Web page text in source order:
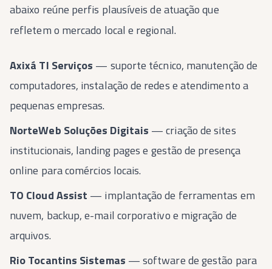
abaixo reúne perfis plausíveis de atuação que
refletem o mercado local e regional.
Axixá TI Serviços — suporte técnico, manutenção de
computadores, instalação de redes e atendimento a
pequenas empresas.
NorteWeb Soluções Digitais — criação de sites
institucionais, landing pages e gestão de presença
online para comércios locais.
TO Cloud Assist — implantação de ferramentas em
nuvem, backup, e-mail corporativo e migração de
arquivos.
Rio Tocantins Sistemas — software de gestão para